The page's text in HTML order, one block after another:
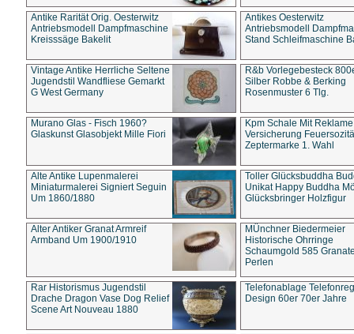
Antike Rarität Orig. Oesterwitz
Antriebsmodell Dampfmaschine
Kreisssäge Bakelit
Antikes Oesterwitz
Antriebsmodell
Stand Schleifmaschine
Vintage Antike Herrliche Seltene
Jugendstil Wandfliese Gemarkt
G West Germany
R&b Vorlegebesteck
Silber Robbe & Berking
Rosenmuster 6 Tlg.
Murano Glas - Fisch 1960?
Glaskunst Glasobjekt Mille Fiori
Kpm Schale Mit Reklame
Versicherung
Zeptermarke 1. Wahl
Alte Antike Lupenmalerei
Miniaturmalerei Signiert Seguin
Um 1860/1880
Toller Glücksbuddha
Unikat Happy Buddha
Glücksbringer Holzfigur
Alter Antiker Granat Armreif
Armband Um 1900/1910
MÜnchner Biedermeier
Historische Ohrringe
Schaumgold 585
Perlen
Rar Historismus Jugendstil
Drache Dragon Vase Dog Relief
Scene Art Nouveau 1880
Telefonablage
Design 60er 70er Jahre